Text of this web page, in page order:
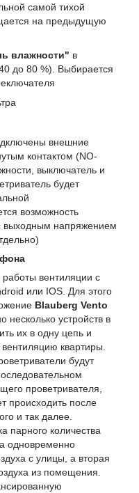
самой тихой
на предыдущую
влажности" в
до 80 %). Выбирается
внешние
контактом (NO-
выключатель и
будет
возможность
выходным напряжением
вентиляции с
или IOS. Для этого
Blauberg Vento
несколько устройств в
их в одну цепь и
квартиры.
будут
проветривателя,
происходить после
и так далее.
парного количества
одновременно
с улицы, а вторая
из помещения.